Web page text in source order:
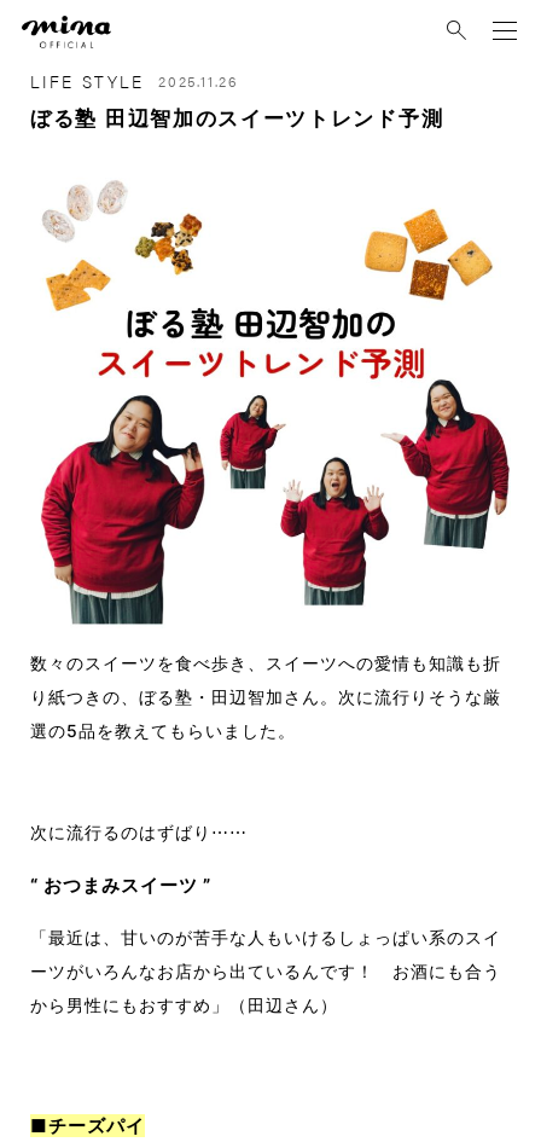
LIFE STYLE 2025.11.26
ぼる塾 田辺智加のスイーツトレンド予測
数々のスイーツを食べ歩き、スイーツへの愛情も知識も折
り紙つきの、ぼる塾・田辺智加さん。次に流行りそうな厳
選の5品を教えてもらいました。
次に流行るのはずばり⋯⋯
“ おつまみスイーツ ”
「最近は、甘いのが苦手な人もいけるしょっぱい系のスイ
ーツがいろんなお店から出ているんです ！ お酒にも合う
から男性にもおすすめ」（田辺さん）
■チーズパイ